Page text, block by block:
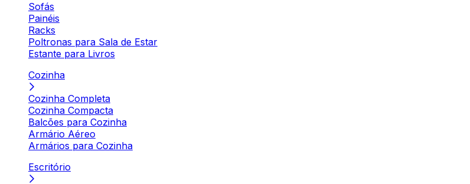
Sofás
Painéis
Racks
Poltronas para Sala de Estar
Estante para Livros
Cozinha
Cozinha Completa
Cozinha Compacta
Balcões para Cozinha
Armário Aéreo
Armários para Cozinha
Escritório